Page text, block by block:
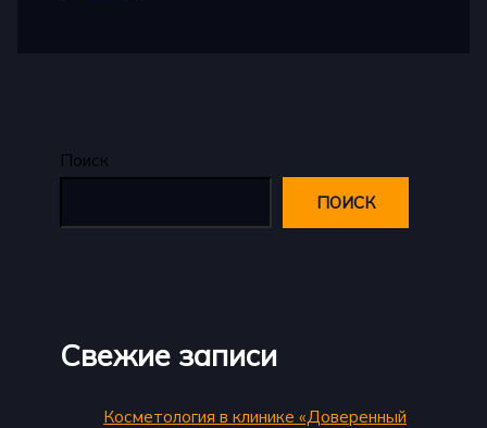
Поиск
ПОИСК
Свежие записи
Косметология в клинике «Доверенный